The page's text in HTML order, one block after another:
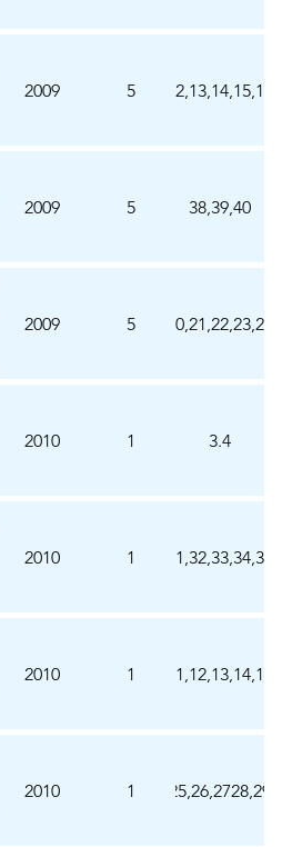
2009 5 12,13,14,15,16
2009 5 38,39,40
2009 5 20,21,22,23,24
2010 1 3.4
2010 1 31,32,33,34,35
2010 1
2010 1 24,25,26,2728,29,30